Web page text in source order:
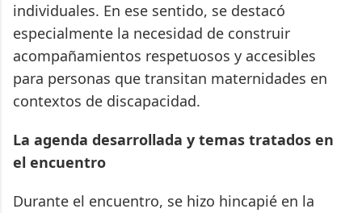
individuales. En ese sentido, se destacó
especialmente la necesidad de construir
acompañamientos respetuosos y accesibles
para personas que transitan maternidades en
contextos de discapacidad.
La agenda desarrollada y temas tratados en
el encuentro
Durante el encuentro, se hizo hincapié en la